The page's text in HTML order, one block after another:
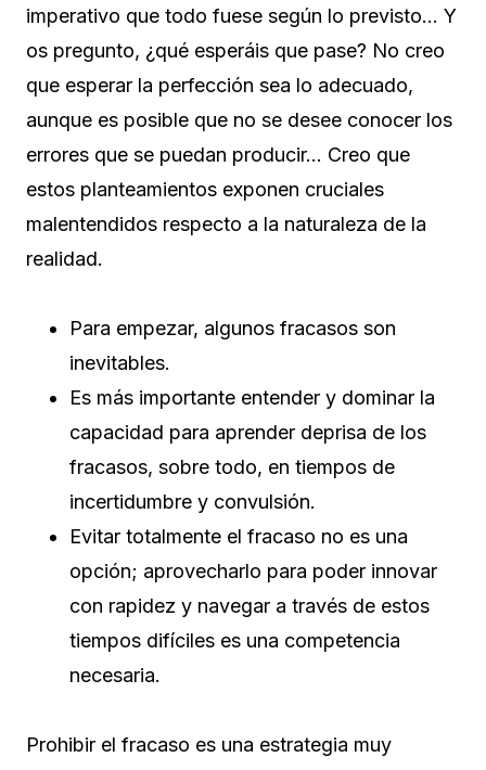
imperativo que todo fuese según lo previsto… Y
os pregunto, ¿qué esperáis que pase? No creo
que esperar la perfección sea lo adecuado,
aunque es posible que no se desee conocer los
errores que se puedan producir… Creo que
estos planteamientos exponen cruciales
malentendidos respecto a la naturaleza de la
realidad.
Para empezar, algunos fracasos son
inevitables.
Es más importante entender y dominar la
capacidad para aprender deprisa de los
fracasos, sobre todo, en tiempos de
incertidumbre y convulsión.
Evitar totalmente el fracaso no es una
opción; aprovecharlo para poder innovar
con rapidez y navegar a través de estos
tiempos difíciles es una competencia
necesaria.
Prohibir el fracaso es una estrategia muy